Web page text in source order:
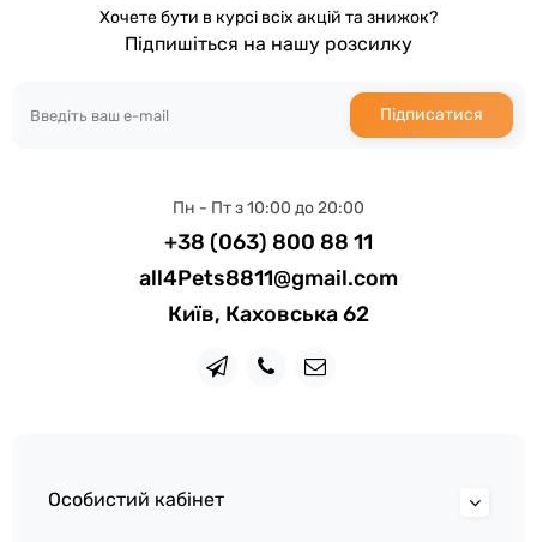
Хочете бути в курсі всіх акцій та знижок?
Підпишіться на нашу розсилку
Підписатися
Пн - Пт з 10:00 до 20:00
+38 (063) 800 88 11
all4Pets8811@gmail.com
Київ, Каховська 62
Особистий кабінет